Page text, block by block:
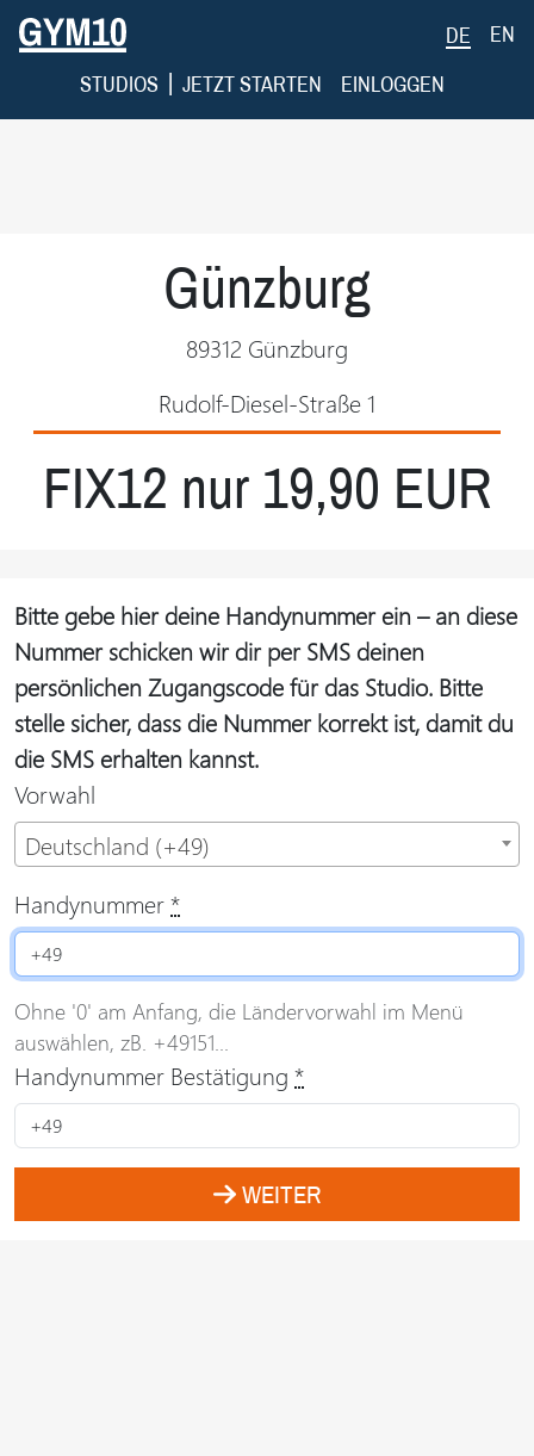
DE
EN
STUDIOS | JETZT STARTEN EINLOGGEN
Günzburg
89312 Günzburg
Rudolf-Diesel-Straße 1
FIX12 nur 19,90 EUR
Bitte gebe hier deine Handynummer ein – an diese
Nummer schicken wir dir per SMS deinen
persönlichen Zugangscode für das Studio. Bitte
stelle sicher, dass die Nummer korrekt ist, damit du
die SMS erhalten kannst.
Vorwahl
Deutschland (+49)
Handynummer*
Ohne '0' am Anfang, die Ländervorwahl im Menü
auswählen, zB. +49151...
Handynummer Bestätigung *
WEITER